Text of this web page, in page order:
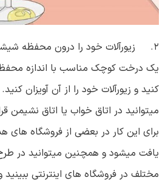
۲. زیورآلات خود را درون محفظه
یک درخت کوچک مناسب با اندازه
کنید و زیورآلات خود را از آن آویزان
میتوانید در اتاق خواب یا اتاق
برای این کار در بعضی از فروشگاه های
یافت میشود و همچنین میتوانید در
مختلف در فروشگاه های اینترنتی